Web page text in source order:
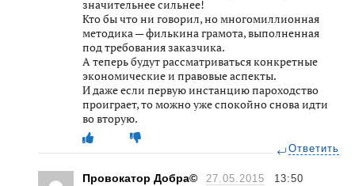
значительнее сильнее!
Кто бы что ни говорил, но многомиллионная
методика — филькина грамота, выполненная
под требования заказчика.
А теперь будут рассматриваться конкретные
экономические и правовые аспекты.
И даже если первую инстанцию пароходство
проиграет, то можно уже спокойно снова идти
во вторую.
Ответить
Провокатор Добра© 27.05.2015 13:50